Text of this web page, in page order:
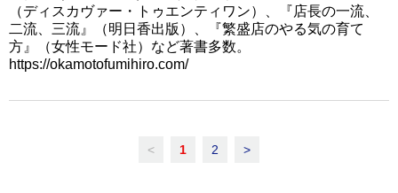
（ディスカヴァー・トゥエンティワン）、『店長の一流、
二流、三流』（明日香出版）、『繁盛店のやる気の育て
方』（女性モード社）など著書多数。
https://okamotofumihiro.com/
< 1 2 >